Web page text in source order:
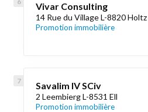
Vivar Consulting
14 Rue du Village L-8820 Holtz
Promotion immobilière
Savalim IV SCiv
2 Leembierg L-8531 Ell
Promotion immobilière